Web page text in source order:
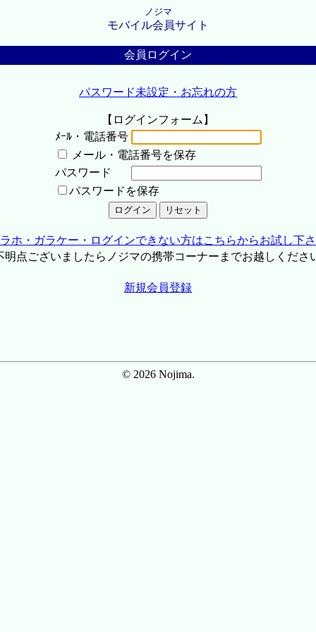
ノジマ
モバイル会員サイト
会員ログイン
パスワード未設定・お忘れの方
【ログインフォーム】
ﾒｰﾙ・電話番号
メール・電話番号を保存
パスワード
パスワードを保存
ホ・ガラケー・ログインできない方はこちらからお試し下
点ございましたらノジマの携帯コーナーまでお越しくださ
新規会員登録
© 2026 Nojima.